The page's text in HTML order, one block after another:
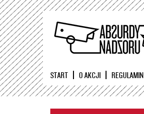
START O AKCJI REGULAMIN